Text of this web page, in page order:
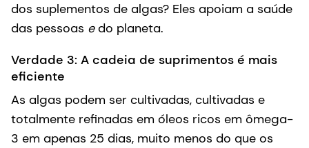
dos suplementos de algas? Eles apoiam a saúde
das pessoas edo planeta.
Verdade 3: A cadeia de suprimentos é mais
eficiente
As algas podem ser cultivadas, cultivadas e
totalmente refinadas em óleos ricos em ômega-
3 em apenas 25 dias, muito menos do que os